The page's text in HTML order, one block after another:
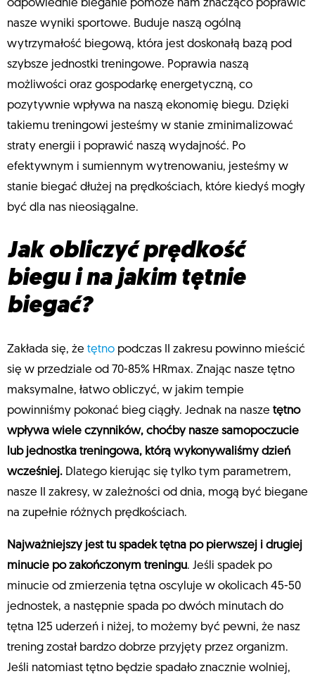
odpowiednie bieganie pomoże nam znacząco poprawić
nasze wyniki sportowe. Buduje naszą ogólną
wytrzymałość biegową, która jest doskonałą bazą pod
szybsze jednostki treningowe. Poprawia naszą
możliwości oraz gospodarkę energetyczną, co
pozytywnie wpływa na naszą ekonomię biegu. Dzięki
takiemu treningowi jesteśmy w stanie zminimalizować
straty energii i poprawić naszą wydajność. Po
efektywnym i sumiennym wytrenowaniu, jesteśmy w
stanie biegać dłużej na prędkościach, które kiedyś mogły
być dla nas nieosiągalne.
Jak obliczyć prędkość
biegu i na jakim tętnie
biegać?
Zakłada się, że tętno podczas II zakresu powinno mieścić
się w przedziale od 70-85% HRmax. Znając nasze tętno
maksymalne, łatwo obliczyć, w jakim tempie
powinniśmy pokonać bieg ciągły. Jednak na nasze tętno
wpływa wiele czynników, choćby nasze samopoczucie
lub jednostka treningowa, którą wykonywaliśmy dzień
wcześniej. Dlatego kierując się tylko tym parametrem,
nasze II zakresy, w zależności od dnia, mogą być biegane
na zupełnie różnych prędkościach.
Najważniejszy jest tu spadek tętna po pierwszej i drugiej
minucie po zakończonym treningu. Jeśli spadek po
minucie od zmierzenia tętna oscyluje w okolicach 45-50
jednostek, a następnie spada po dwóch minutach do
tętna 125 uderzeń i niżej, to możemy być pewni, że nasz
trening został bardzo dobrze przyjęty przez organizm.
Jeśli natomiast tętno będzie spadało znacznie wolniej,